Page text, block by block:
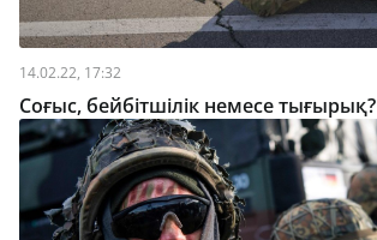
14.02.22, 17:32
Соғыс, бейбітшілік немесе тығырық?